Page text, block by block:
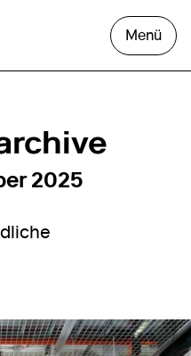
Menüdas
– 13:00
2025